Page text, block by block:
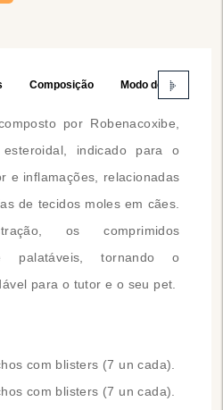
Composição Modo de Usar
por Robenacoxibe,
indicado para o
e inflamações, relacionadas
de tecidos moles em cães.
os comprimidos
palatáveis, tornando o
para o tutor e o seu pet.
com blisters (7 un cada).
com blisters (7 un cada).